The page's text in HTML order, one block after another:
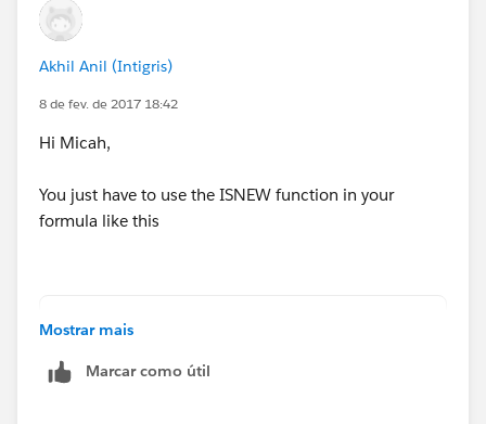
always use Name/Developer Name (API) for the
field names instead of harcoding ID's since ID's
change between environments and that can cause
Jsut my 2 cents.
Akhil Anil (Intigris)
8 de fev. de 2017 18:42
Hi Micah,
You just have to use the ISNEW function in your
formula like this
AND(
$User.UserRoleId  = "00Ej0000001ITtG",
Mostrar mais
Marcar como útil